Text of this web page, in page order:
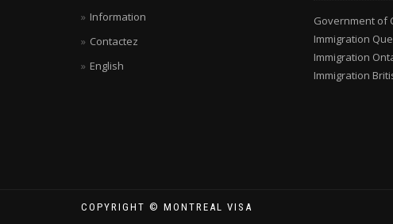
Information
Contactez
English
Government of
Immigration
Immigration
Immigration
COPYRIGHT © MONTREAL VISA